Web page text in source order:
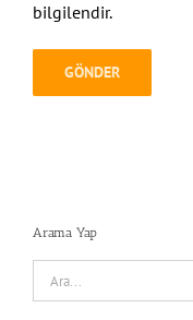
bilgilendir.
Arama Yap
Search
for: